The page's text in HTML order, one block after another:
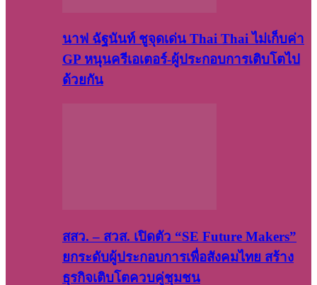
นาฟ ฉัฐนันท์ ชูจุดเด่น Thai Thai ไม่เก็บค่า
GP หนุนครีเอเตอร์-ผู้ประกอบการเติบโตไป
ด้วยกัน
สสว. – สวส. เปิดตัว “SE Future Makers”
ยกระดับผู้ประกอบการเพื่อสังคมไทย สร้าง
ธุรกิจเติบโตควบคู่ชุมชน